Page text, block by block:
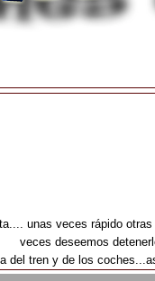
unas veces rápido
veces deseemos
del tren y de los